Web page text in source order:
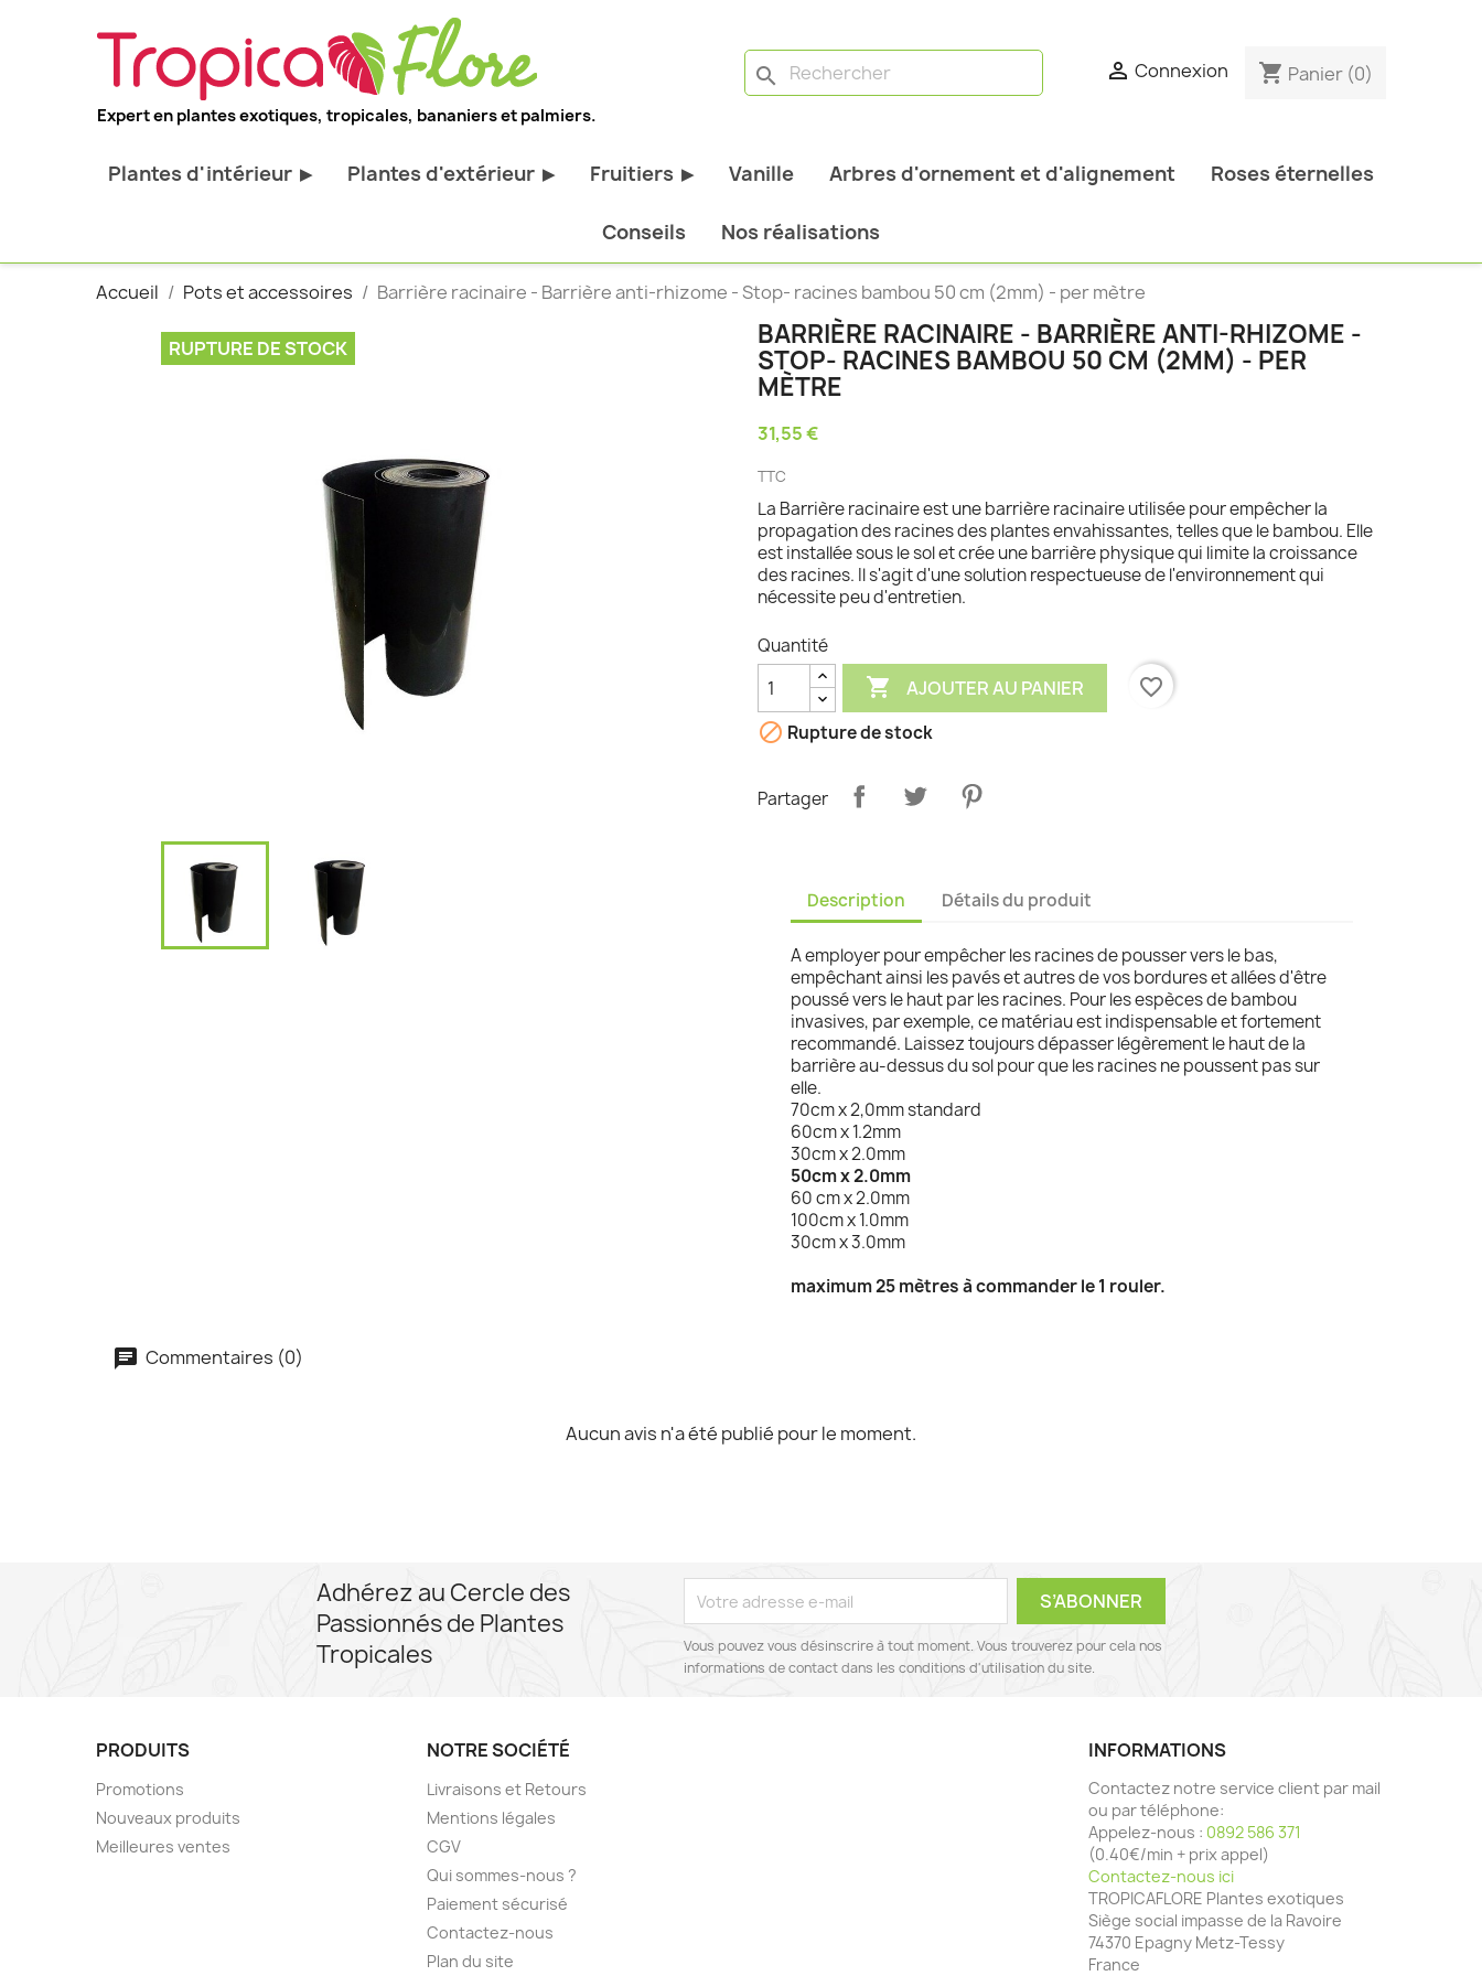
Expert en plantes exotiques, tropicales, bananiers et palmiers.
search  Connexion shopping_cart Panier (0)
Plantes d'intérieur ▶
Plantes pour bureau
Palmier d'intérieur
Cactus & Succulentes
Plantes d'extérieur ▶
Toutes les plantes d'extérieur
Bananiers rustiques
Palmiers rustiques
Fourgères
Bambous et graminées
Fruitiers ▶
Tous les fruitiers
Arbres et arbustes fruitiers
Agrumes
Fruitiers Colonnaires
Vanille Arbres d'ornement et d'alignement Roses éternelles
Conseils Nos réalisations
Accueil Pots et accessoires Barrière racinaire - Barrière anti-rhizome - Stop- racines bambou 50 cm (2mm) - per mètre
RUPTURE DE STOCK
BARRIÈRE RACINAIRE - BARRIÈRE ANTI-RHIZOME -
STOP- RACINES BAMBOU 50 CM (2MM) - PER
MÈTRE
31,55 €
TTC
La Barrière racinaire est une barrière racinaire utilisée pour empêcher la
propagation des racines des plantes envahissantes, telles que le bambou. Elle
est installée sous le sol et crée une barrière physique qui limite la croissance
des racines. Il s'agit d'une solution respectueuse de l'environnement qui
nécessite peu d'entretien.
Quantité
 AJOUTER AU PANIER
favorite_border
 Rupture de stock
Partager
Description Détails du produit
A employer pour empêcher les racines de pousser vers le bas,
empêchant ainsi les pavés et autres de vos bordures et allées d'être
poussé vers le haut par les racines. Pour les espèces de bambou
invasives, par exemple, ce matériau est indispensable et fortement
recommandé. Laissez toujours dépasser légèrement le haut de la
barrière au-dessus du sol pour que les racines ne poussent pas sur
elle.
70cm x 2,0mm standard
60cm x 1.2mm
30cm x 2.0mm
50cm x 2.0mm
60 cm x 2.0mm
100cm x 1.0mm
30cm x 3.0mm
maximum 25 mètres à commander le 1 rouler.
Commentaires (0)
Aucun avis n'a été publié pour le moment.
Adhérez au Cercle des
Passionnés de Plantes
Tropicales
Vous pouvez vous désinscrire à tout moment. Vous trouverez pour cela nos
informations de contact dans les conditions d'utilisation du site.
PRODUITS
Promotions
Nouveaux produits
Meilleures ventes
NOTRE SOCIÉTÉ
Livraisons et Retours
Mentions légales
CGV
Qui sommes-nous ?
Paiement sécurisé
Contactez-nous
Plan du site
INFORMATIONS
Contactez notre service client par mail
ou par téléphone:
Appelez-nous : 0892 586 371
(0.40€/min + prix appel)
Contactez-nous ici
TROPICAFLORE Plantes exotiques
Siège social impasse de la Ravoire
74370 Epagny Metz-Tessy
France